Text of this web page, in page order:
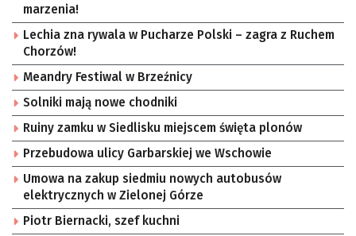
marzenia!
Lechia zna rywala w Pucharze Polski – zagra z Ruchem
Chorzów!
Meandry Festiwal w Brzeźnicy
Solniki mają nowe chodniki
Ruiny zamku w Siedlisku miejscem święta plonów
Przebudowa ulicy Garbarskiej we Wschowie
Umowa na zakup siedmiu nowych autobusów
elektrycznych w Zielonej Górze
Piotr Biernacki, szef kuchni